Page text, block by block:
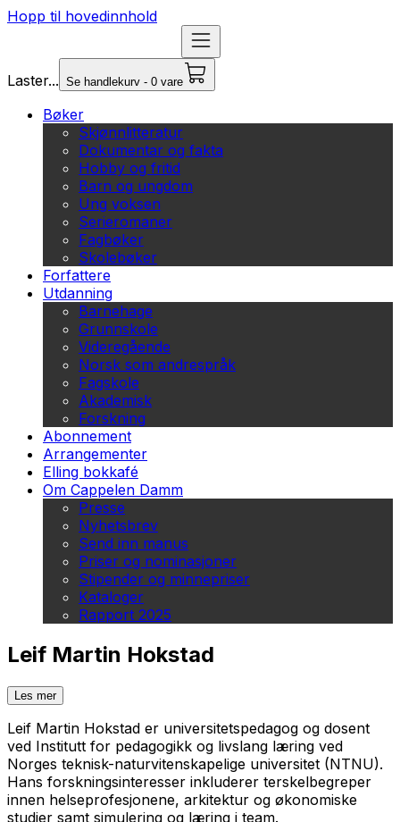
Hopp til hovedinnhold
Laster... Se handlekurv - 0 vare
Bøker
Skjønnlitteratur
Dokumentar og fakta
Hobby og fritid
Barn og ungdom
Ung voksen
Serieromaner
Fagbøker
Skolebøker
Forfattere
Utdanning
Barnehage
Grunnskole
Videregående
Norsk som andrespråk
Fagskole
Akademisk
Forskning
Abonnement
Arrangementer
Elling bokkafé
Om Cappelen Damm
Presse
Nyhetsbrev
Send inn manus
Priser og nominasjoner
Stipender og minnepriser
Kataloger
Rapport 2025
Leif Martin Hokstad
Les mer
Leif Martin Hokstad er universitetspedagog og dosent
ved Institutt for pedagogikk og livslang læring ved
Norges teknisk-naturvitenskapelige uni­versitet (NTNU).
Hans forskningsinteresser inkluderer terskelbegreper
innen helseprofesjonene, arkitektur og økonomiske
studier samt simule­ring og læring i team.